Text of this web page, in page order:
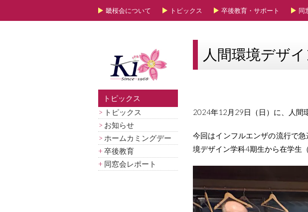
畿桜会について トピックス 卒後教育・サポート 同
トピックス
> トピックス
> お知らせ
> ホームカミングデー
+ 卒後教育
+ 同窓会レポート
人間環境デザ
2024年12月29日（日）に、人間
今回はインフルエンザの流行で
境デザイン学科4期生から在学生